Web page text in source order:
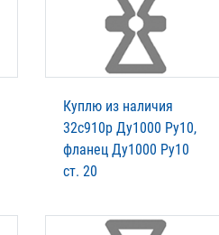
Куплю из наличия
32с910р Ду1000 Ру10,
фланец Ду1000 Ру10
ст. 20